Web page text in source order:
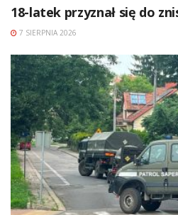
18-latek przyznał się do
7 SIERPNIA 2026